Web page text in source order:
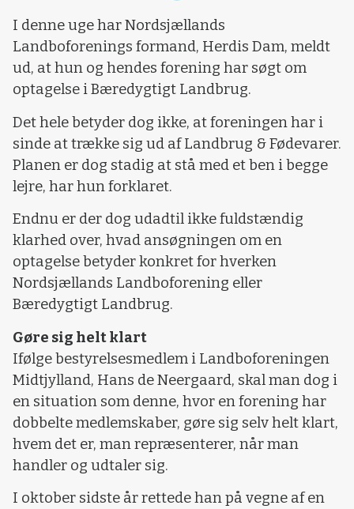
I denne uge har Nordsjællands
Landboforenings formand, Herdis Dam, meldt
ud, at hun og hendes forening har søgt om
optagelse i Bæredygtigt Landbrug.
Det hele betyder dog ikke, at foreningen har i
sinde at trække sig ud af Landbrug & Fødevarer.
Planen er dog stadig at stå med et ben i begge
lejre, har hun forklaret.
Endnu er der dog udadtil ikke fuldstændig
klarhed over, hvad ansøgningen om en
optagelse betyder konkret for hverken
Nordsjællands Landboforening eller
Bæredygtigt Landbrug.
Gøre sig helt klart
Ifølge bestyrelsesmedlem i Landboforeningen
Midtjylland, Hans de Neergaard, skal man dog i
en situation som denne, hvor en forening har
dobbelte medlemskaber, gøre sig selv helt klart,
hvem det er, man repræsenterer, når man
handler og udtaler sig.
I oktober sidste år rettede han på vegne af en